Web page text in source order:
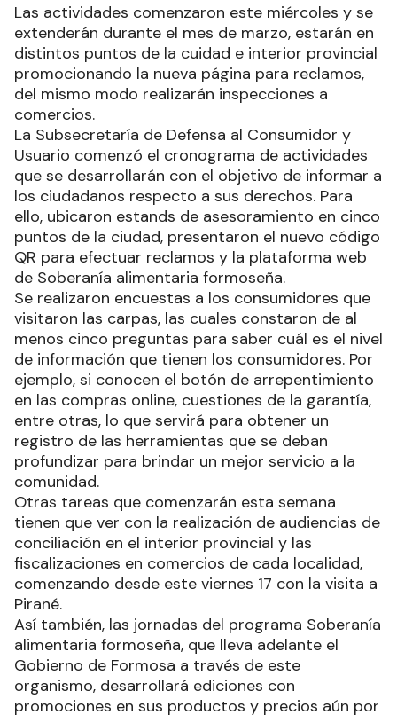
Las actividades comenzaron este miércoles y se
extenderán durante el mes de marzo, estarán en
distintos puntos de la cuidad e interior provincial
promocionando la nueva página para reclamos,
del mismo modo realizarán inspecciones a
comercios.
La Subsecretaría de Defensa al Consumidor y
Usuario comenzó el cronograma de actividades
que se desarrollarán con el objetivo de informar a
los ciudadanos respecto a sus derechos. Para
ello, ubicaron estands de asesoramiento en cinco
puntos de la ciudad, presentaron el nuevo código
QR para efectuar reclamos y la plataforma web
de Soberanía alimentaria formoseña.
Se realizaron encuestas a los consumidores que
visitaron las carpas, las cuales constaron de al
menos cinco preguntas para saber cuál es el nivel
de información que tienen los consumidores. Por
ejemplo, si conocen el botón de arrepentimiento
en las compras online, cuestiones de la garantía,
entre otras, lo que servirá para obtener un
registro de las herramientas que se deban
profundizar para brindar un mejor servicio a la
comunidad.
Otras tareas que comenzarán esta semana
tienen que ver con la realización de audiencias de
conciliación en el interior provincial y las
fiscalizaciones en comercios de cada localidad,
comenzando desde este viernes 17 con la visita a
Pirané.
Así también, las jornadas del programa Soberanía
alimentaria formoseña, que lleva adelante el
Gobierno de Formosa a través de este
organismo, desarrollará ediciones con
promociones en sus productos y precios aún por